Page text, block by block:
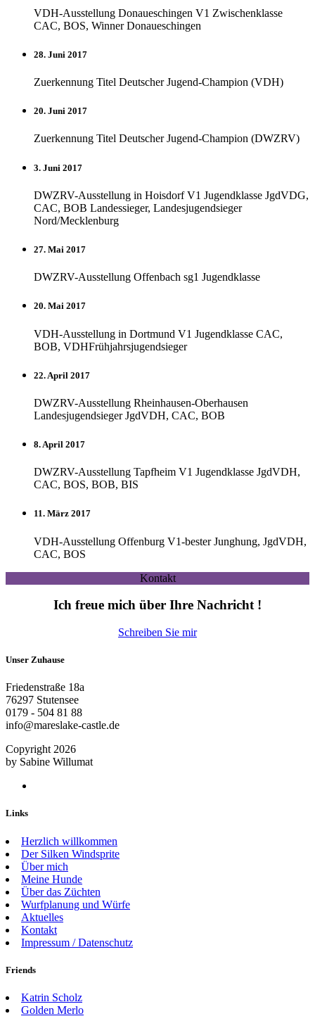
VDH-Ausstellung Donaueschingen V1 Zwischenklasse
CAC, BOS, Winner Donaueschingen
28. Juni 2017
Zuerkennung Titel Deutscher Jugend-Champion (VDH)
20. Juni 2017
Zuerkennung Titel Deutscher Jugend-Champion (DWZRV)
3. Juni 2017
DWZRV-Ausstellung in Hoisdorf V1 Jugendklasse JgdVDG,
CAC, BOB Landessieger, Landesjugendsieger
Nord/Mecklenburg
27. Mai 2017
DWZRV-Ausstellung Offenbach sg1 Jugendklasse
20. Mai 2017
VDH-Ausstellung in Dortmund V1 Jugendklasse CAC,
BOB, VDHFrühjahrsjugendsieger
22. April 2017
DWZRV-Ausstellung Rheinhausen-Oberhausen
Landesjugendsieger JgdVDH, CAC, BOB
8. April 2017
DWZRV-Ausstellung Tapfheim V1 Jugendklasse JgdVDH,
CAC, BOS, BOB, BIS
11. März 2017
VDH-Ausstellung Offenburg V1-bester Junghung, JgdVDH,
CAC, BOS
Kontakt
Ich freue mich über Ihre Nachricht !
Schreiben Sie mir
Unser Zuhause
Friedenstraße 18a
76297 Stutensee
0179 - 504 81 88
info@mareslake-castle.de
Copyright 2026
by Sabine Willumat
Links
Herzlich willkommen
Der Silken Windsprite
Über mich
Meine Hunde
Über das Züchten
Wurfplanung und Würfe
Aktuelles
Kontakt
Impressum / Datenschutz
Friends
Katrin Scholz
Golden Merlo